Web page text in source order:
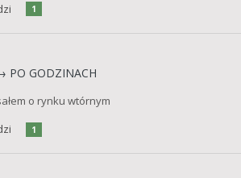
1
PO GODZINACH
o rynku wtórnym
1